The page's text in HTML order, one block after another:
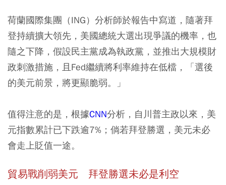
荷蘭國際集團（ING）分析師於報告中寫道，隨著拜
登持續擴大領先，美國總統大選出現爭議的機率，也
隨之下降，假設民主黨成為執政黨，並推出大規模財
政刺激措施，且Fed繼續將利率維持在低檔，「選後
的美元前景，將更顯脆弱。」
值得注意的是，根據CNN分析，自川普主政以來，美
元指數累計已下跌逾7%；倘若拜登勝選，美元未必
會走上貶值一途。
貿易戰削弱美元 拜登勝選未必是利空